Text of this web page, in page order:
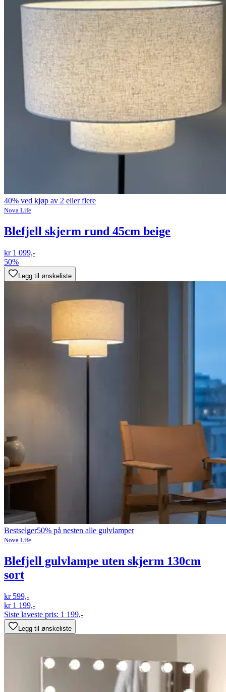
40% ved kjøp av 2 eller flere
Nova Life
Blefjell skjerm rund 45cm beige
kr 1 099,-
50%
Legg til ønskeliste
Bestselger50% på nesten alle gulvlamper
Nova Life
Blefjell gulvlampe uten skjerm 130cm
sort
kr 599,-
kr 1 199,-
Siste laveste pris: 1 199,-
Legg til ønskeliste